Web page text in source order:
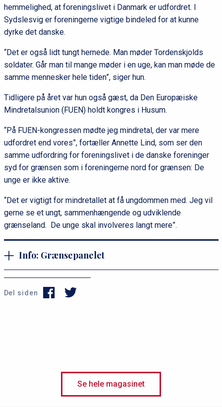
hemmelighed, at foreningslivet i Danmark er udfordret. I
Sydslesvig er foreningerne vigtige bindeled for at kunne
dyrke det danske.
“Det er også lidt tungt hernede. Man møder Tordenskjolds
soldater. Går man til mange møder i en uge, kan man møde de
samme mennesker hele tiden”, siger hun.
Tidligere på året var hun også gæst, da Den Europæiske
Mindretalsunion (FUEN) holdt kongres i Husum.
“På FUEN-kongressen mødte jeg mindretal, der var mere
udfordret end vores”, fortæller Annette Lind, som ser den
samme udfordring for foreningslivet i de danske foreninger
syd for grænsen som i foreningerne nord for grænsen: De
unge er ikke aktive.
“Det er vigtigt for mindretallet at få ungdommen med. Jeg vil
gerne se et ungt, sammenhængende og udviklende
grænseland. De unge skal involveres langt mere”.
Info: Grænsepanelet
Del siden
Se hele magasinet